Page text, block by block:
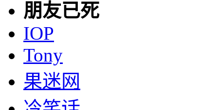
朋友已死
IOP
Tony
果迷网